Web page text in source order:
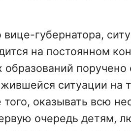
губернатора,
на постоянном
поручено
ситуации на
того, оказывать всю
очередь детям,